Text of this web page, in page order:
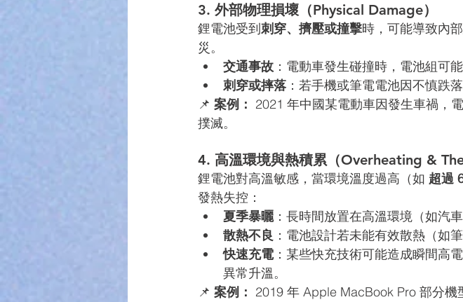
3. 外部物理損壞（Physical Damage）
鋰電池受到刺穿、擠壓或撞擊時，可能導致內
災。
交通事故 ：電動車發生碰撞時，電池組可
刺穿或摔落 ：若手機或筆電電池因不慎跌
📌 案例： 2021 年中國某電動車因發生車禍，
撲滅。
4. 高溫環境與熱積累（Overheating &
鋰電池對高溫敏感，當環境溫度過高（如 超過
發熱失控：
夏季暴曬：長時間放置在高溫環境（如汽
散熱不良 ：電池設計若未能有效散熱（如
快速充電：某些快充技術可能造成瞬間高
異常升溫。
📌 案例： 2019 年 Apple MacBook Pro 部分